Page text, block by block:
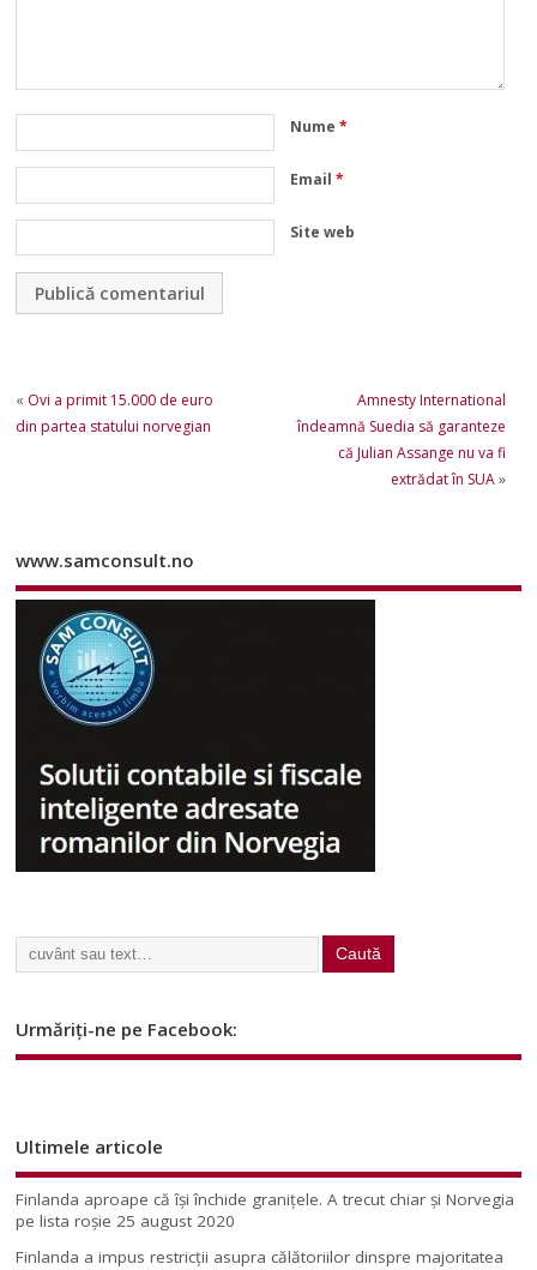
Nume*
Email*
Site web
« Ovi a primit 15.000 de euro
din partea statului norvegian
Amnesty International
îndeamnă Suedia să garanteze
că Julian Assange nu va fi
extrădat în SUA»
www.samconsult.no
Urmăriți-ne pe Facebook:
Ultimele articole
Finlanda aproape că își închide granițele. A trecut chiar și Norvegia
pe lista roșie 25 august 2020
Finlanda a impus restricţii asupra călătoriilor dinspre majoritatea